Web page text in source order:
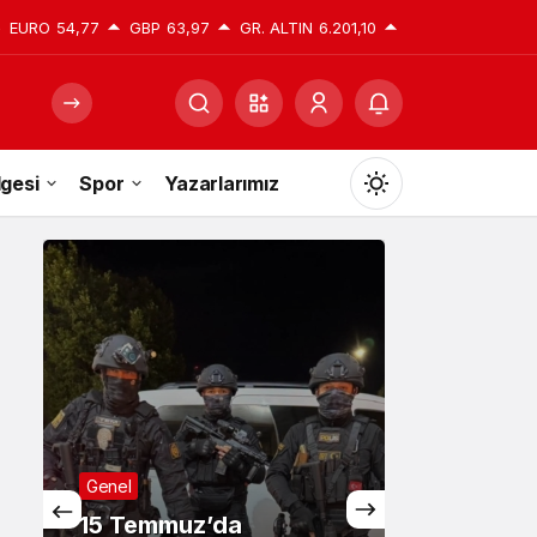
EURO 54,77 GBP 63,97 GR. ALTIN 6.201,10
Spor Yazarlarımız
Mod
değiştir
Gündüz Modu
Gündüz modunu seçin.
Gece Modu
Gece modunu seçin.